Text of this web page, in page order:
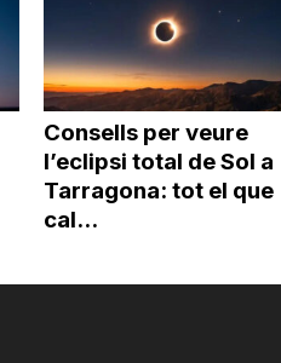
Consells per veure
l’eclipsi total de Sol a
Tarragona: tot el que
cal...